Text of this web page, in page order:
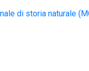
di storia naturale